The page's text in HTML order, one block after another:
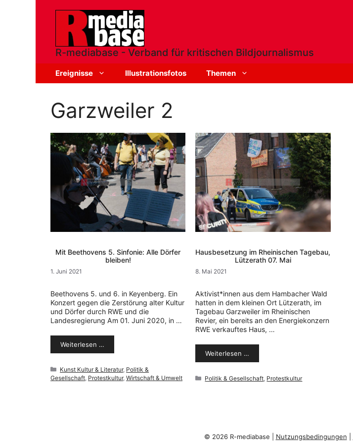
R-mediabase - Verband für kritischen Bildjournalismus
Ereignisse Illustrationsfotos Themen
Garzweiler 2
Mit Beethovens 5. Sinfonie: Alle Dörfer
bleiben!
1. Juni 2021
Beethovens 5. und 6. in Keyenberg. Ein
Konzert gegen die Zerstörung alter Kultur
und Dörfer durch RWE und die
Landesregierung Am 01. Juni 2020, in …
Weiterlesen …
Kategorien
Kunst Kultur & Literatur, Politik &
Gesellschaft Protestkultur, Wirtschaft & Umwelt
Hausbesetzung im Rheinischen Tagebau,
Lützerath 07. Mai
8. Mai 2021
Aktivist*innen aus dem Hambacher Wald
hatten in dem kleinen Ort Lützerath, im
Tagebau Garzweiler im Rheinischen
Revier, ein bereits an den Energiekonzern
RWE verkauftes Haus, …
Weiterlesen …
Kategorien
Politik & Gesellschaft Protestkultur
© 2026 R-mediabase | Nutzungsbedingungen